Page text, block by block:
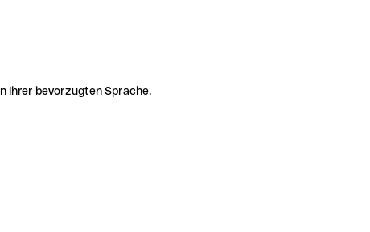
Ihrer bevorzugten Sprache.